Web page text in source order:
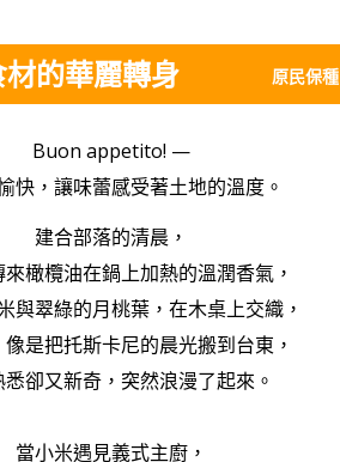
的華麗轉身 原民保種
Buon appetito! —
快，讓味蕾感受著土地的溫度。
建合部落的清晨，
橄欖油在鍋上加熱的溫潤香氣，
與翠綠的月桃葉，在木桌上交織，
是把托斯卡尼的晨光搬到台東，
悉卻又新奇，突然浪漫了起來。
當小米遇見義式主廚，